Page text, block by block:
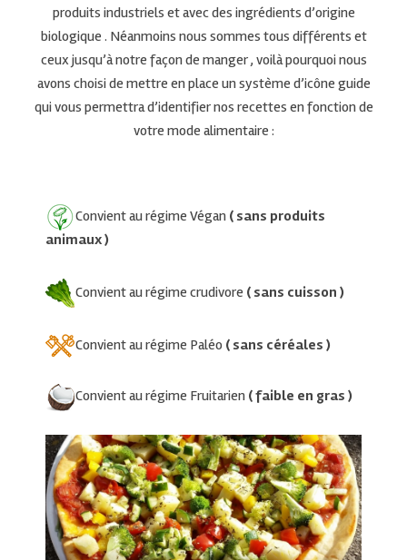
produits industriels et avec des ingrédients d’origine
biologique . Néanmoins nous sommes tous différents et
ceux jusqu’à notre façon de manger , voilà pourquoi nous
avons choisi de mettre en place un système d’icône guide
qui vous permettra d’identifier nos recettes en fonction de
votre mode alimentaire :
Convient au régime Végan ( sans produits
animaux )
Convient au régime crudivore ( sans cuisson )
Convient au régime Paléo ( sans céréales )
Convient au régime Fruitarien ( faible en gras )